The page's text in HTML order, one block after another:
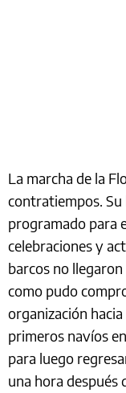
La marcha de la
contratiempos. Su
programado para
celebraciones y
barcos no
como pudo
organización
primeros navíos
para luego
una hora después